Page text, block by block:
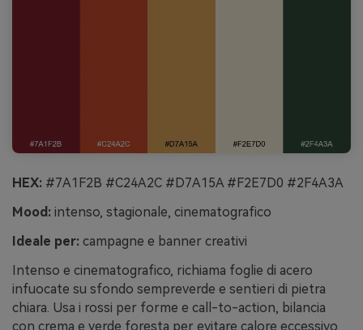
HEX: #7A1F2B #C24A2C #D7A15A #F2E7D0 #2F4A3A
Mood: intenso, stagionale, cinematografico
Ideale per: campagne e banner creativi
Intenso e cinematografico, richiama foglie di acero
infuocate su sfondo sempreverde e sentieri di pietra
chiara. Usa i rossi per forme e call-to-action, bilancia
con crema e verde foresta per evitare calore eccessivo.